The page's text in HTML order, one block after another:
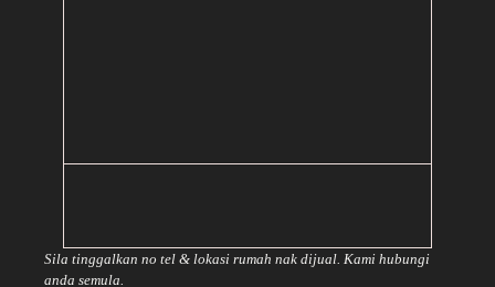
Sila tinggalkan no tel & lokasi rumah nak dijual. Kami hubungi
anda semula.